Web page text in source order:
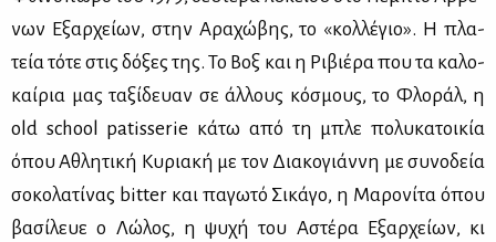
νων Εξαρ­χεί­ων, στην Αρα­χώ­βης, το «κολ­λέ­γιο». Η πλα­
τεία τό­τε στις δό­ξες της. Το Βοξ και η Ρι­βιέ­ρα που τα κα­λο­
καί­ρια μας τα­ξί­δευαν σε άλ­λους κό­σμους, το Φλο­ράλ, η
old school patisserie κά­τω από τη μπλε πο­λυ­κα­τοι­κία
όπου Αθλη­τι­κή Κυ­ρια­κή με τον Δια­κο­γιάν­νη με συ­νο­δεία
σο­κο­λα­τί­νας bitter και πα­γω­τό Σι­κά­γο, η Μα­ρο­νί­τα όπου
βα­σί­λευε ο Λώ­λος, η ψυ­χή του Αστέ­ρα Εξαρ­χεί­ων, κι